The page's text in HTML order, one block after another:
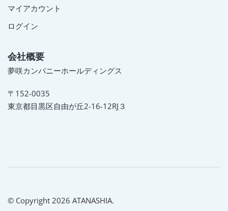
マイアカウント
ログイン
会社概要
夢咲カンパニーホールディングス
〒152-0035
東京都目黒区自由が丘2-16-12RJ３
© Copyright 2026 ATANASHIA.